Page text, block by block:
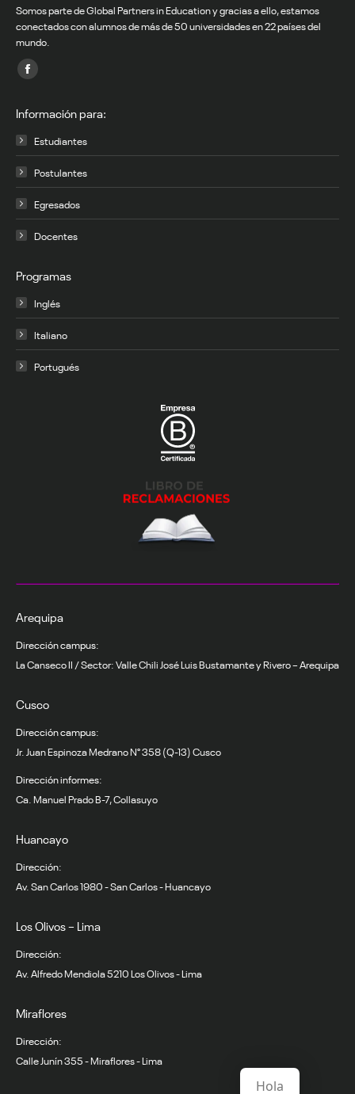
Somos parte de Global Partners in Education y gracias a ello, estamos
conectados con alumnos de más de 50 universidades en 22 países del
mundo.
Encuéntranos en:
Facebook
opens
in
new
window
Información para:
Estudiantes
Postulantes
Egresados
Docentes
Programas
Inglés
Italiano
Portugués
Arequipa
Dirección campus:
La Canseco II / Sector: Valle Chili José Luis Bustamante y Rivero – Arequipa
Cusco
Dirección campus:
Jr. Juan Espinoza Medrano N° 358 (Q-13) Cusco
Dirección informes:
Ca. Manuel Prado B-7, Collasuyo
Huancayo
Dirección:
Av. San Carlos 1980 - San Carlos - Huancayo
Los Olivos – Lima
Dirección:
Av. Alfredo Mendiola 5210 Los Olivos - Lima
Miraflores
Dirección:
Calle Junín 355 - Miraflores - Lima
Hola